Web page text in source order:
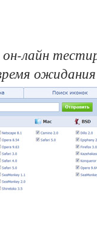
лайн
ожидания